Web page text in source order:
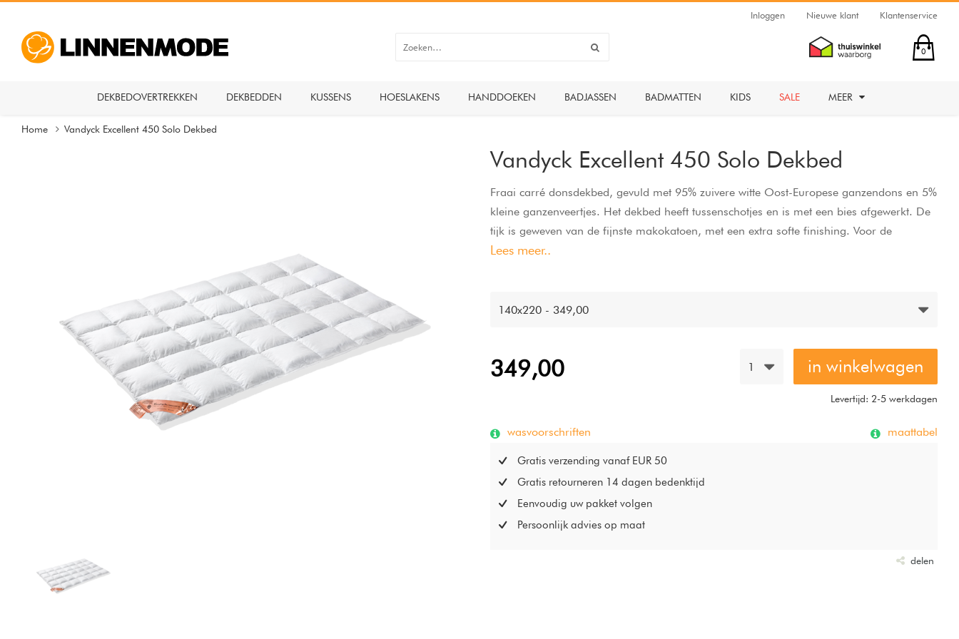
Inloggen Nieuwe klant Klantenservice
0
DEKBEDOVERTREKKEN DEKBEDDEN KUSSENS HOESLAKENS HANDDOEKEN BADJASSEN BADMATTEN KIDS SALE MEER
Home Vandyck Excellent 450 Solo Dekbed
Vandyck Excellent 450 Solo Dekbed
Fraai carré donsdekbed, gevuld met 95% zuivere witte Oost-Europese ganzendons en 5%
kleine ganzenveertjes. Het dekbed heeft tussenschotjes en is met een bies afgewerkt. De
tijk is geweven van de fijnste makokatoen, met een extra softe finishing. Voor de
warmbloedige slaper met een licht vulgewicht.
maat / gewicht / carrés
200x200 / 570 gr / 8x8
Lees meer..
140x220 - 349,00
349,00 1 in winkelwagen
Levertijd: 2-5 werkdagen
wasvoorschriften maattabel
Gratis verzending vanaf EUR 50
Gratis retourneren 14 dagen bedenktijd
Eenvoudig uw pakket volgen
Persoonlijk advies op maat
delen